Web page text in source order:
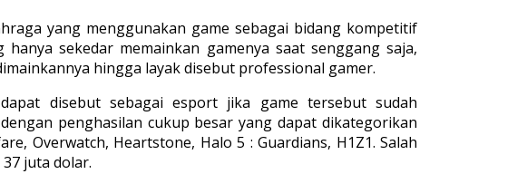
yang menggunakan game sebagai bidang kompetitif
sekedar memainkan gamenya saat senggang saja,
hingga layak disebut professional gamer.
disebut sebagai esport jika game tersebut sudah
penghasilan cukup besar yang dapat dikategorikan
Overwatch, Heartstone, Halo 5 : Guardians, H1Z1. Salah
juta dolar.